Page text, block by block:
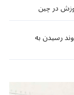
در چین
رسیدن به